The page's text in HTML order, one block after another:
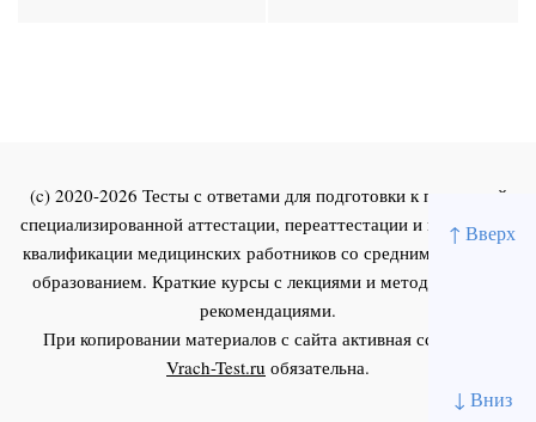
↑ Вверх
↓ Вниз
(c) 2020-2026 Тесты с ответами для подготовки к первичной
специализированной аттестации, переаттестации и повышения
квалификации медицинских работников со средним и высшим
образованием. Краткие курсы с лекциями и методическими
рекомендациями.
При копировании материалов с сайта активная ссылка на
Vrach-Test.ru обязательна.